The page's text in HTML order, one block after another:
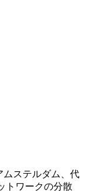
ムステルダム、代
トワークの分散